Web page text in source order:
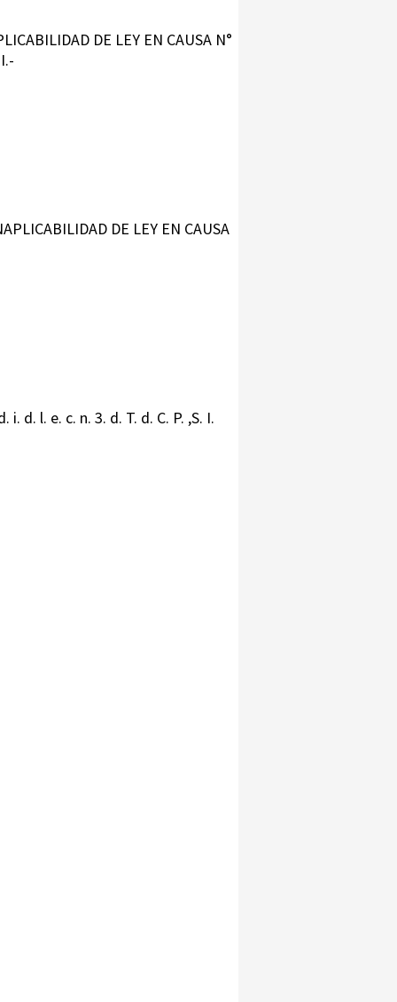
DE LEY EN CAUSA N°
DE LEY EN CAUSA
i. d. l. e. c. n. 3. d. T. d. C. P. ,S. I.